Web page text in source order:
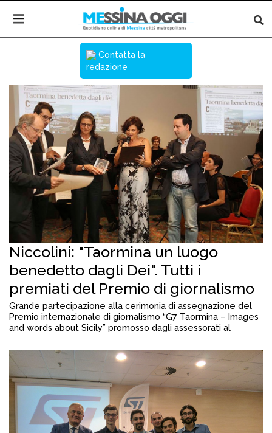
Contatta la
redazione
Niccolini: "Taormina un luogo
benedetto dagli Dei". Tutti i
premiati del Premio di giornalismo
Grande partecipazione alla cerimonia di assegnazione del
Premio internazionale di giornalismo “G7 Taormina – Images
and words about Sicily” promosso dagli assessorati al
dal Parco archeologico di Naxos, dai Comuni di Taormina e di
Giardini, dalle associazioni Albergatori Federalberghi
Taormina, Federalberghi Giardini Naxos e Federalberghi
riviera jonica […]